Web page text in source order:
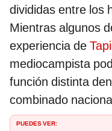
divididas entre los
Mientras algunos
experiencia de
mediocampista
función distinta
combinado
PUEDES VER: